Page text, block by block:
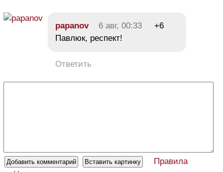
papanov 6 авг, 00:33
+6
Павлюк, респект!
Ответить
Правила